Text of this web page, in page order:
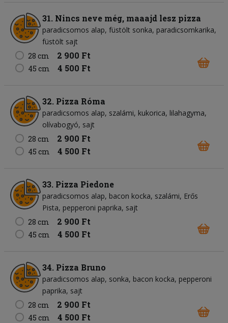
31. Nincs neve még, maaajd lesz pizza
paradicsomos alap füstölt sonka paradicsomkarika
füstölt sajt
28 cm
2 900 Ft
45 cm 4 500 Ft
32. Pizza Róma
paradicsomos alap szalámi kukorica lilahagyma
olívabogyó sajt
28 cm
2 900 Ft
45 cm 4 500 Ft
33. Pizza Piedone
paradicsomos alap bacon kocka szalámi Erős
Pista pepperoni paprika sajt
28 cm
2 900 Ft
45 cm 4 500 Ft
34. Pizza Bruno
paradicsomos alap sonka bacon kocka pepperoni
paprika sajt
28 cm
2 900 Ft
45 cm 4 500 Ft